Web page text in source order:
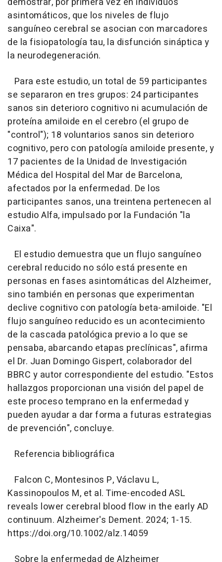
asintomáticos, que los niveles de flujo
sanguíneo cerebral se asocian con marcadores
de la fisiopatología tau, la disfunción sináptica y
la neurodegeneración.
Para este estudio, un total de 59 participantes
se separaron en tres grupos: 24 participantes
sanos sin deterioro cognitivo ni acumulación de
proteína amiloide en el cerebro (el grupo de
"control"); 18 voluntarios sanos sin deterioro
cognitivo, pero con patología amiloide presente, y
17 pacientes de la Unidad de Investigación
Médica del Hospital del Mar de Barcelona,
afectados por la enfermedad. De los
participantes sanos, una treintena pertenecen al
estudio Alfa, impulsado por la Fundación "la
Caixa".
El estudio demuestra que un flujo sanguíneo
cerebral reducido no sólo está presente en
personas en fases asintomáticas del Alzheimer,
sino también en personas que experimentan
declive cognitivo con patología beta-amiloide. "El
flujo sanguíneo reducido es un acontecimiento
de la cascada patológica previo a lo que se
pensaba, abarcando etapas preclínicas", afirma
el Dr. Juan Domingo Gispert, colaborador del
BBRC y autor correspondiente del estudio. "Estos
hallazgos proporcionan una visión del papel de
este proceso temprano en la enfermedad y
pueden ayudar a dar forma a futuras estrategias
de prevención", concluye.
Referencia bibliográfica
Falcon C, Montesinos P, Václavu L,
Kassinopoulos M, et al. Time-encoded ASL
reveals lower cerebral blood flow in the early AD
continuum. Alzheimer's Dement. 2024; 1-15.
https://doi.org/10.1002/alz.14059